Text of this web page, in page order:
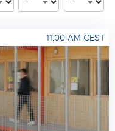
11:00 AM CEST